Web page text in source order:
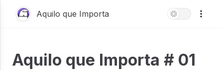
Aquilo que Importa
Aquilo que Importa # 01